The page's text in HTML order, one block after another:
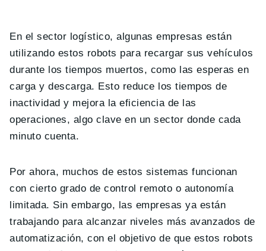
En el sector logístico, algunas empresas están
utilizando estos robots para recargar sus vehículos
durante los tiempos muertos, como las esperas en
carga y descarga. Esto reduce los tiempos de
inactividad y mejora la eficiencia de las
operaciones, algo clave en un sector donde cada
minuto cuenta.
Por ahora, muchos de estos sistemas funcionan
con cierto grado de control remoto o autonomía
limitada. Sin embargo, las empresas ya están
trabajando para alcanzar niveles más avanzados de
automatización, con el objetivo de que estos robots